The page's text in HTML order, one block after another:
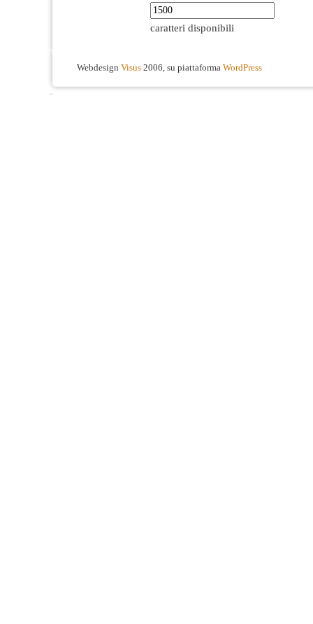
caratteri disponibili
Webdesign Visus 2006, su piattaforma WordPress